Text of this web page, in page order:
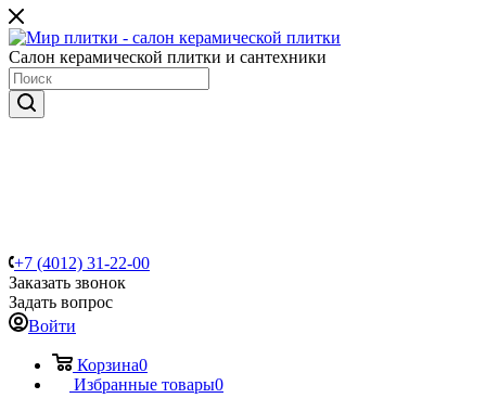
Салон керамической плитки и сантехники
+7 (4012) 31-22-00
Заказать звонок
Задать вопрос
Войти
Корзина0
Избранные товары0